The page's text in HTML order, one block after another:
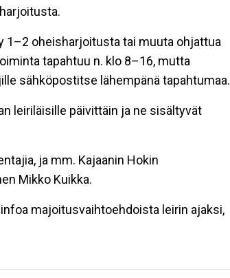
1–2 oheisharjoitusta tai muuta ohjattua
tapahtuu n. klo 8–16, mutta
sähköpostitse lähempänä tapahtumaa.
leiriläisille päivittäin ja ne sisältyvät
ja mm. Kajaanin Hokin
Mikko Kuikka.
majoitusvaihtoehdoista leirin ajaksi,